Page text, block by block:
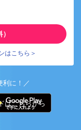
はこちら＞
利に！／
はこちらから